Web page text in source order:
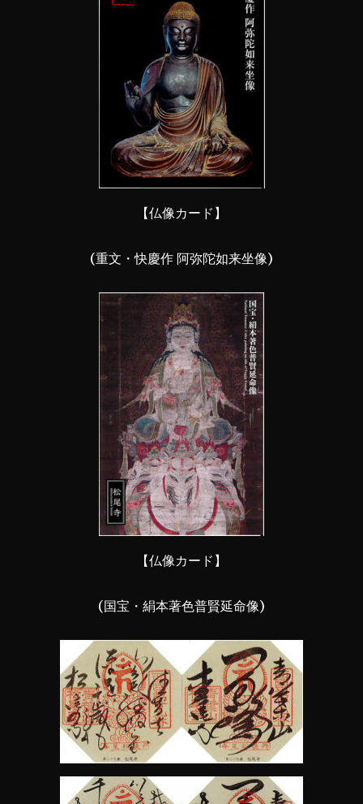
【仏像カード】
(重文・快慶作 阿弥陀如来坐像)
【仏像カード】
(国宝・絹本著色普賢延命像)